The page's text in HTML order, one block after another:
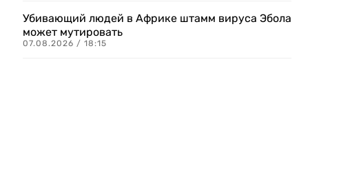
Убивающий людей в Африке штамм вируса Эбола
может мутировать
07.08.2026 / 18:15